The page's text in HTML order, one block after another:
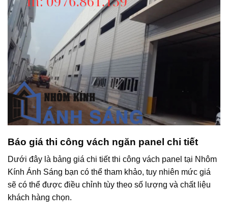
Báo giá thi công vách ngăn panel chi tiết
Dưới đây là bảng giá chi tiết thi công vách panel tại Nhôm
Kính Ánh Sáng bạn có thể tham khảo, tuy nhiên mức giá
sẽ có thể được điều chỉnh tùy theo số lượng và chất liệu
khách hàng chọn.